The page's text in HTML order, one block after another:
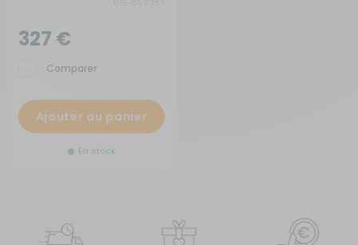
327 €
Comparer
Ajouter au panier
En stock